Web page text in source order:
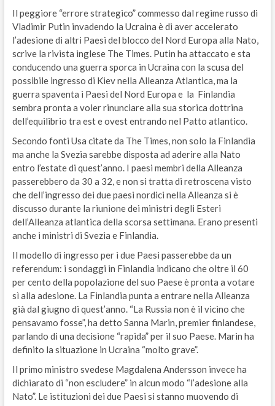
Il peggiore “errore strategico” commesso dal regime russo di
Vladimir Putin invadendo la Ucraina è di aver accelerato
l’adesione di altri Paesi del blocco del Nord Europa alla Nato,
scrive la rivista inglese The Times. Putin ha attaccato e sta
conducendo una guerra sporca in Ucraina con la scusa del
possibile ingresso di Kiev nella Alleanza Atlantica, ma la
guerra spaventa i Paesi del Nord Europa e la Finlandia
sembra pronta a voler rinunciare alla sua storica dottrina
dell’equilibrio tra est e ovest entrando nel Patto atlantico.
Secondo fonti Usa citate da The Times, non solo la Finlandia
ma anche la Svezia sarebbe disposta ad aderire alla Nato
entro l’estate di quest’anno. I paesi membri della Alleanza
passerebbero da 30 a 32, e non si tratta di retroscena visto
che dell’ingresso dei due paesi nordici nella Alleanza si è
discusso durante la riunione dei ministri degli Esteri
dell’Alleanza atlantica della scorsa settimana. Erano presenti
anche i ministri di Svezia e Finlandia.
Il modello di ingresso per i due Paesi passerebbe da un
referendum: i sondaggi in Finlandia indicano che oltre il 60
per cento della popolazione del suo Paese è pronta a votare
sì alla adesione. La Finlandia punta a entrare nella Alleanza
già dal giugno di quest’anno. “La Russia non è il vicino che
pensavamo fosse”, ha detto Sanna Marin, premier finlandese,
parlando di una decisione “rapida” per il suo Paese. Marin ha
definito la situazione in Ucraina “molto grave”.
Il primo ministro svedese Magdalena Andersson invece ha
dichiarato di “non escludere” in alcun modo “l’adesione alla
Nato”. Le istituzioni dei due Paesi si stanno muovendo di